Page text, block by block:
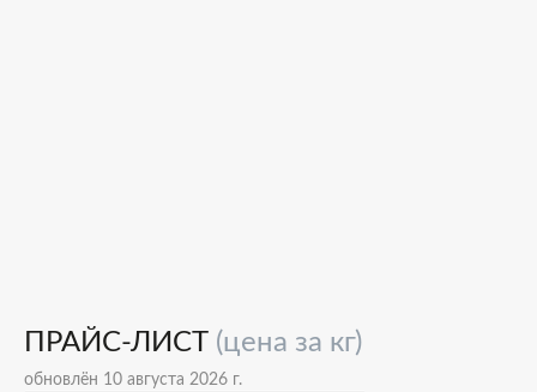
ПРАЙС-ЛИСТ (цена за кг)
обновлён 10 августа 2026 г.